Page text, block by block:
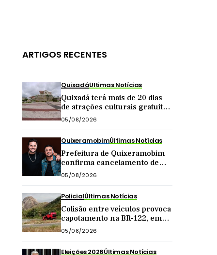
ARTIGOS RECENTES
QuixadáÚltimas Notícias
Quixadá terá mais de 20 dias
de atrações culturais gratuitas
em agosto
05/08/2026
QuixeramobimÚltimas Notícias
Prefeitura de Quixeramobim
confirma cancelamento de
show da dupla Matheus &
Kauan
05/08/2026
PolicialÚltimas Notícias
Colisão entre veículos provoca
capotamento na BR-122, em
Quixadá
05/08/2026
Eleições 2026Últimas Notícias